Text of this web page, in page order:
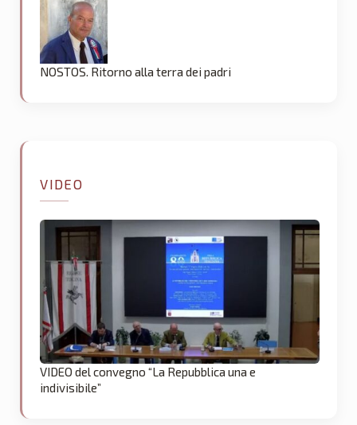
NOSTOS. Ritorno alla terra dei padri
VIDEO
VIDEO del convegno “La Repubblica una e
indivisibile”